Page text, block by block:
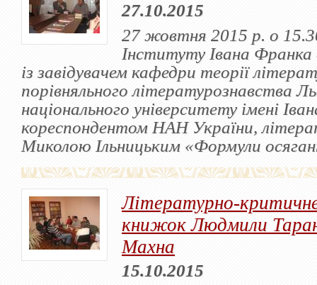
27.10.2015
27 жовтня 2015 р. о
Інституту Івана Франка
із завідувачем кафедри теорії
порівняльного літературознавства
національного університету імені
кореспондентом НАН України,
Миколою Ільницьким «Формули
Літературно-
книжок Людмили
Махна
15.10.2015